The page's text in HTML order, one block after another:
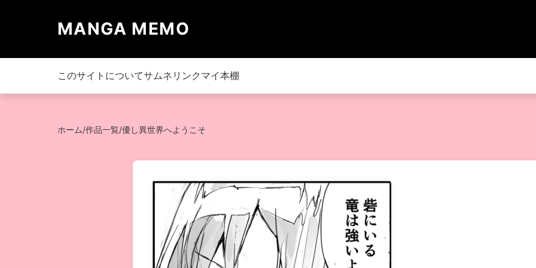
MANGA MEMO
このサイトについてサムネリンク マイ本棚
ホーム/作品一覧/優し異世界へようこそ